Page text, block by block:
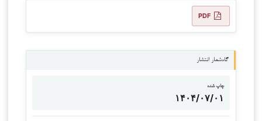
PDF
گاه‌شمار انتشار
چاپ شده
۱۴۰۴/۰۷/۰۱